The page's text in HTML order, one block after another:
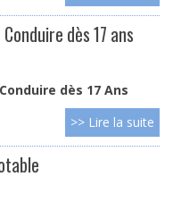
dès 17 ans
dès 17 Ans
>> Lire la suite